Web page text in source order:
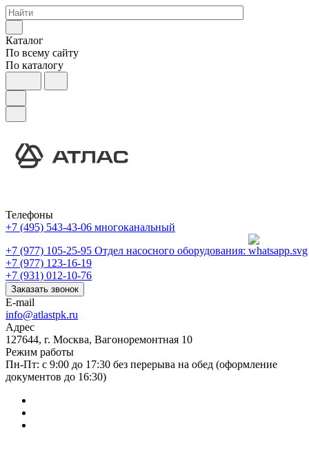
Каталог
По всему сайту
По каталогу
Телефоны
+7 (495) 543-43-06 многоканальный
+7 (977) 105-25-95 Отдел насосного оборудования:
+7 (977) 123-16-19
+7 (931) 012-10-76
Заказать звонок
E-mail
info@atlastpk.ru
Адрес
127644, г. Москва, Вагоноремонтная 10
Режим работы
Пн-Пт: с 9:00 до 17:30 без перерыва на обед (оформление
документов до 16:30)